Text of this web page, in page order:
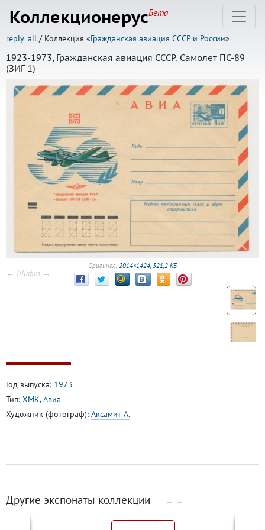
КоллекционерусБета
reply_all / Коллекция «Гражданская авиация СССР и России»
1923-1973, Гражданская авиация СССР. Самолет ПС-89
(ЗИГ-1)
Оригинал: 2014×1424, 321,2 КБ
← Шифт →
Год выпуска: 1973
Тип: ХМК,Авиа
Художник (фотограф): Аксамит А.
Другие экспонаты коллекции ← →